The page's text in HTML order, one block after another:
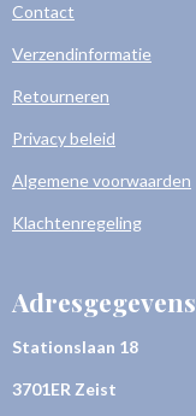
Contact
Verzendinformatie
Retourneren
Privacy beleid
Algemene voorwaarden
Klachtenregeling
Adresgegevens
Stationslaan 18
3701ER Zeist